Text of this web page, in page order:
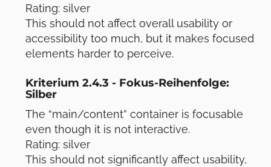
Rating: silver
This should not affect overall usability or
accessibility too much, but it makes focused
elements harder to perceive.
Kriterium 2.4.3 - Fokus-Reihenfolge:
Silber
The “main/content” container is focusable
even though it is not interactive.
Rating: silver
This should not significantly affect usability,